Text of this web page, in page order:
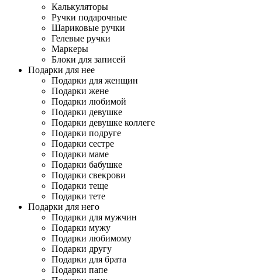
Калькуляторы
Ручки подарочные
Шариковые ручки
Гелевые ручки
Маркеры
Блоки для записей
Подарки для нее
Подарки для женщин
Подарки жене
Подарки любимой
Подарки девушке
Подарки девушке коллеге
Подарки подруге
Подарки сестре
Подарки маме
Подарки бабушке
Подарки свекрови
Подарки теще
Подарки тете
Подарки для него
Подарки для мужчин
Подарки мужу
Подарки любимому
Подарки другу
Подарки для брата
Подарки папе